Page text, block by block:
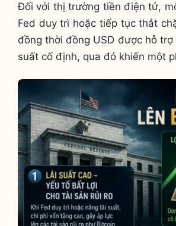
Đối với thị trường tiền điện tử,
Fed duy trì hoặc tiếp tục thắt
đồng thời đồng USD được hỗ
suất cố định, qua đó khiến một